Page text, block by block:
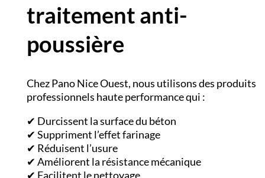
traitement anti-
poussière
Chez Pano Nice Ouest, nous utilisons des produits
professionnels haute performance qui :
✔ Durcissent la surface du béton
✔ Suppriment l’effet farinage
✔ Réduisent l’usure
✔ Améliorent la résistance mécanique
✔ Facilitent le nettoyage